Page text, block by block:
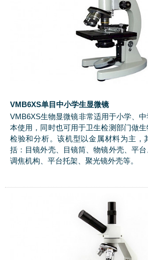
VMB6XS单目中小学生显微镜
VMB6XS生物显微镜非常适用于小学、
本使用，同时也可用于卫生检测部门做
检验和分析。该机型以金属材料为主，
括：目镜外壳、目镜筒、物镜外壳、平
调焦机构、平台托架、聚光镜外壳等。